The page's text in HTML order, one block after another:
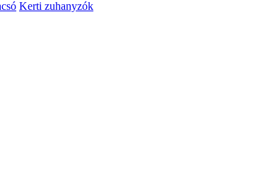
Kerti zuhanyzók